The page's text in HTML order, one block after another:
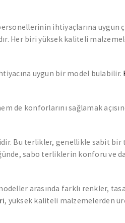
ihtiyaçlarına uygun
Her biri yüksek kaliteli
uygun bir model bulabilir.
de konforlarını sağlamak
Bu terlikler, genellikle sabit
sabo terliklerin konforu ve
arasında farklı renkler,
, yüksek kaliteli malzemelerden